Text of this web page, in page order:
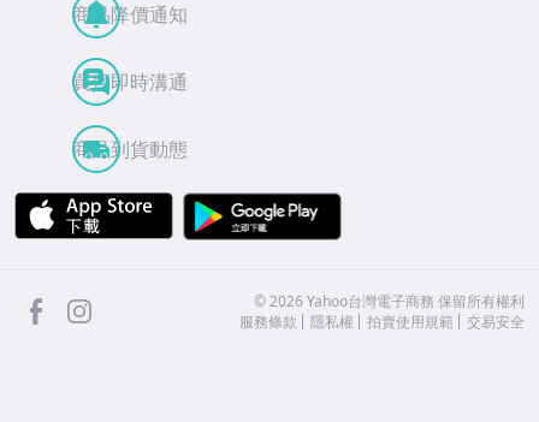
商品降價通知
買賣即時溝通
商品到貨動態
APP Store
facebook ©2026 Yahoo台灣電子商務 保留所有權利
服務條款
隱私權 拍賣使用規範 交易安全